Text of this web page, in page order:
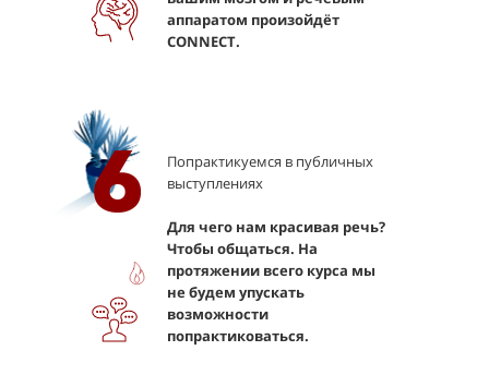
аппаратом произойдёт
CONNECT.
Попрактикуемся в публичных
выступлениях
Для чего нам красивая речь?
Чтобы общаться. На
протяжении всего курса мы
не будем упускать
возможности
попрактиковаться.
6